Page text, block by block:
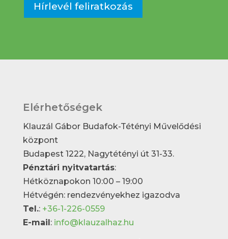
Hírlevél feliratkozás
Elérhetőségek
Klauzál Gábor Budafok-Tétényi Művelődési
központ
Budapest 1222, Nagytétényi út 31-33.
Pénztári nyitvatartás:
Hétköznapokon 10:00 – 19:00
Hétvégén: rendezvényekhez igazodva
Tel.: +36-1-226-0559
E-mail: info@klauzalhaz.hu